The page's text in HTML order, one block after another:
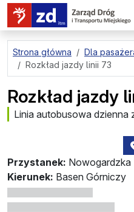
przejdź do treści strony
Strona główna Dla
Rozkład jazdy linii 73
Rozkład jazdy
Linia autobusowa dzienna
Przystanek: Nowogardzka
Kierunek: Basen Górniczy